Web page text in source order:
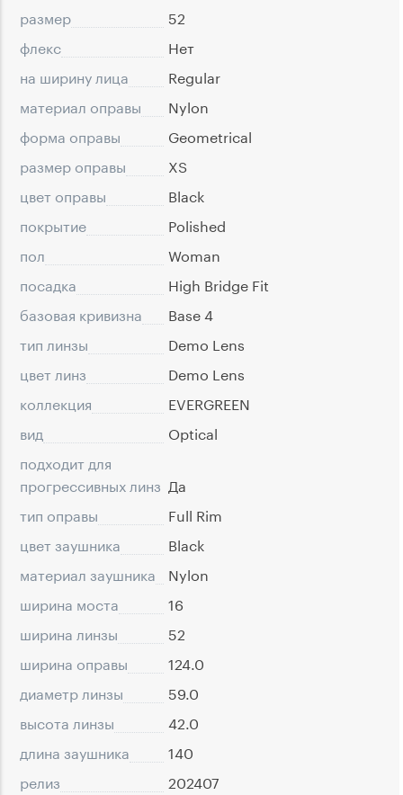
размер
52
флекс
Нет
на ширину лица
Regular
материал оправы
Nylon
форма оправы
Geometrical
размер оправы
XS
цвет оправы
Black
покрытие
Polished
пол
Woman
посадка
High Bridge Fit
базовая кривизна
Base 4
тип линзы
Demo Lens
цвет линз
Demo Lens
коллекция
EVERGREEN
вид
Optical
подходит для
прогрессивных линз Да
тип оправы
Full Rim
цвет заушника
Black
материал заушника
Nylon
ширина моста
16
ширина линзы
52
ширина оправы
124.0
диаметр линзы
59.0
высота линзы
42.0
длина заушника
140
релиз
202407